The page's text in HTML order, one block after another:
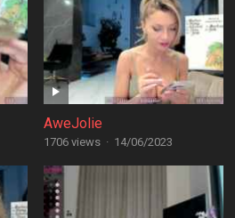
AweJolie
1706 views · 14/06/2023